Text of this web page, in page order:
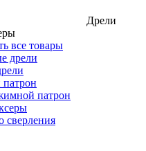
Дрели
все товары
дрели
патрон
сверления